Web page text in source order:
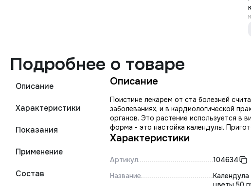
Подробнее о товаре
Описание
Характеристики
Показания
Применение
Состав
Описание
Поистине лекарем от ста болезней
заболеваниях, и в кардиологической
органов. Это растение используется в
форма - это настойка календулы.
Характеристики
Артикул
104634
Название
Календула